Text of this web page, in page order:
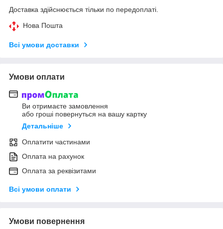
Доставка здійснюється тільки по передоплаті.
Нова Пошта
Всі умови доставки
Умови оплати
Ви отримаєте замовлення
або гроші повернуться на вашу картку
Детальніше
Оплатити частинами
Оплата на рахунок
Оплата за реквізитами
Всі умови оплати
Умови повернення